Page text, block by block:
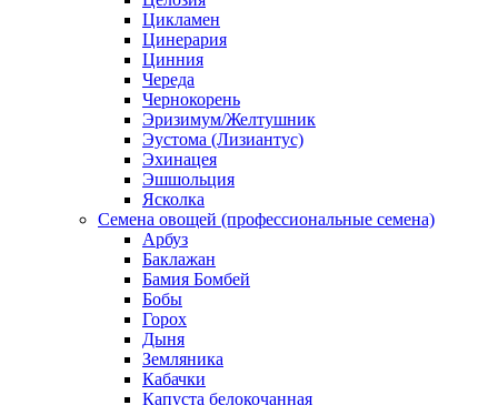
Цикламен
Цинерария
Цинния
Череда
Чернокорень
Эризимум/Желтушник
Эустома (Лизиантус)
Эхинацея
Эшшольция
Ясколка
Семена овощей (профессиональные семена)
Арбуз
Баклажан
Бамия Бомбей
Бобы
Горох
Дыня
Земляника
Кабачки
Капуста белокочанная